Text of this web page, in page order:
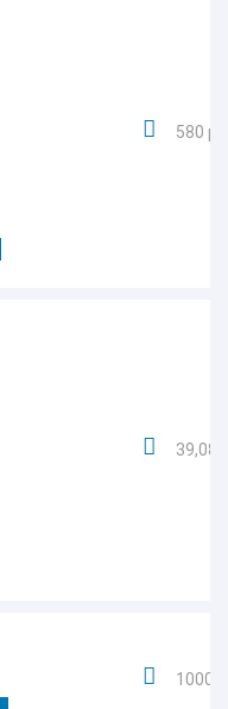
580
39,08
1000